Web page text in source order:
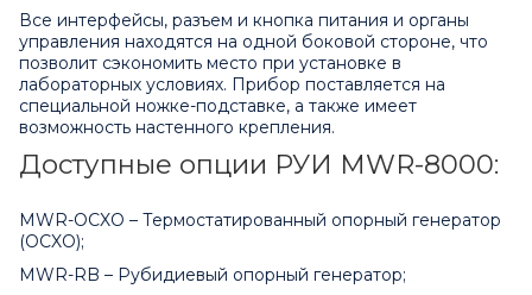
Все интерфейсы, разъем и кнопка питания и органы
управления находятся на одной боковой стороне, что
позволит сэкономить место при установке в
лабораторных условиях. Прибор поставляется на
специальной ножке-подставке, а также имеет
возможность настенного крепления.
Доступные опции РУИ MWR-8000:
MWR-OCXO – Термостатированный опорный генератор
(OCXO);
MWR-RB – Рубидиевый опорный генератор;